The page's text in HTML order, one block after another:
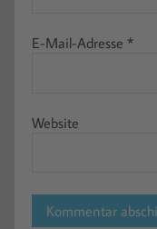
E-Mail-Adresse *
Website